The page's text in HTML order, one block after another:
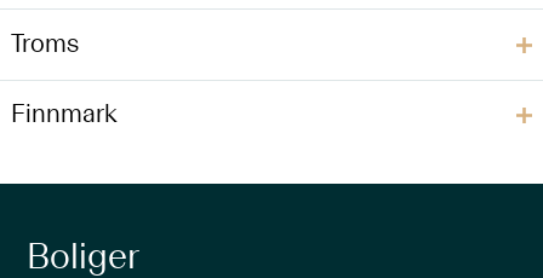
Troms
Finnmark
Boliger